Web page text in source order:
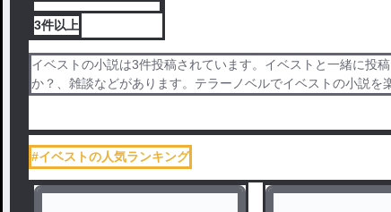
3件以上
イベストの小説は3件投稿されています。イベストと一緒に投
か？、雑談などがあります。テラーノベルでイベストの小説を
#イベストの人気ランキング